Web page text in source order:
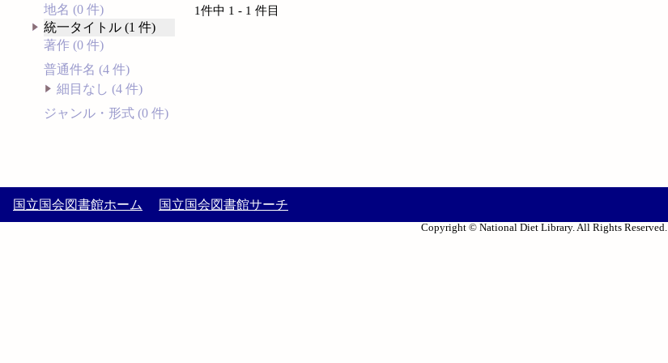
地名 (0 件)
統一タイトル (1 件)
著作 (0 件)
普通件名 (4 件)
細目なし (4 件)
ジャンル・形式 (0 件)
1件中 1 - 1 件目
国立国会図書館ホーム 国立国会図書館サーチ
Copyright © National Diet Library. All Rights Reserved.